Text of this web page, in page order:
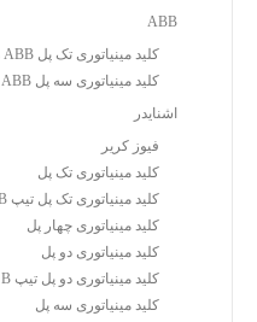
ABB
کلید مینیاتوری تک پل ABB مدل (C)
کلید مینیاتوری سه پل ABB مدل (C)
اشنایدر
فیوز کریر
کلید مینیاتوری تک پل
کلید مینیاتوری تک پل تیپ B
کلید مینیاتوری چهار پل
کلید مینیاتوری دو پل
کلید مینیاتوری دو پل تیپ B
کلید مینیاتوری سه پل